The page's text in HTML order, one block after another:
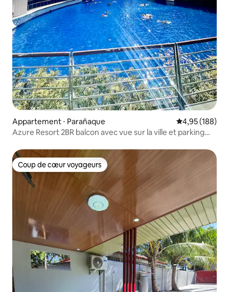
Appartement ⋅ Parañaque Évaluation
4,95 (188)
Azure Resort 2BR balcon avec vue sur la ville et parking
Coup de cœur voyageurs
Coup de cœur voyageurs